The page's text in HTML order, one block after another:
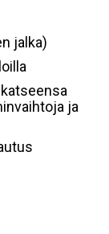
jalka)
ja